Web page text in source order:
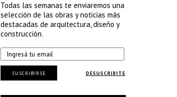
Todas las semanas te enviaremos una
selección de las obras y noticias más
destacadas de arquitectura, diseño y
construcción.
DESUSCRIBITE
SUSCRIBIRSE